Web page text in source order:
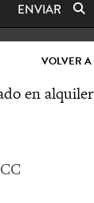
ENVIAR
VOLVER A
en alquiler